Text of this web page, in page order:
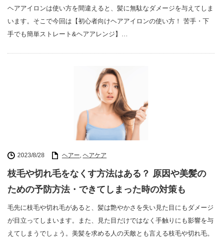
ヘアアイロンは使い方を間違えると、髪に無駄なダメージを与えてしま
います。そこで今回は【初心者向けヘアアイロンの使い方！ 苦手・下
手でも簡単ストレート&ヘアアレンジ】…
2023/8/28 ヘアー, ヘアケア
枝毛や切れ毛をなくす方法はある？ 原因や美髪の
ための予防方法・できてしまった時の対策も
毛先に枝毛や切れ毛があると、髪は艶やかさを失い見た目にもダメージ
が目立ってしまいます。また、見た目だけではなく手触りにも影響を与
えてしまうでしょう。美髪を求める人の天敵とも言える枝毛や切れ毛。